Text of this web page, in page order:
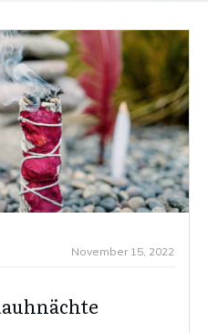
November 15, 2022